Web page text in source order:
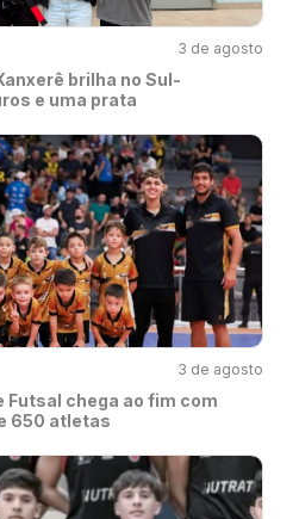
3 de agosto
brilha no Sul-
e uma prata
3 de agosto
Futsal chega ao fim com
650 atletas